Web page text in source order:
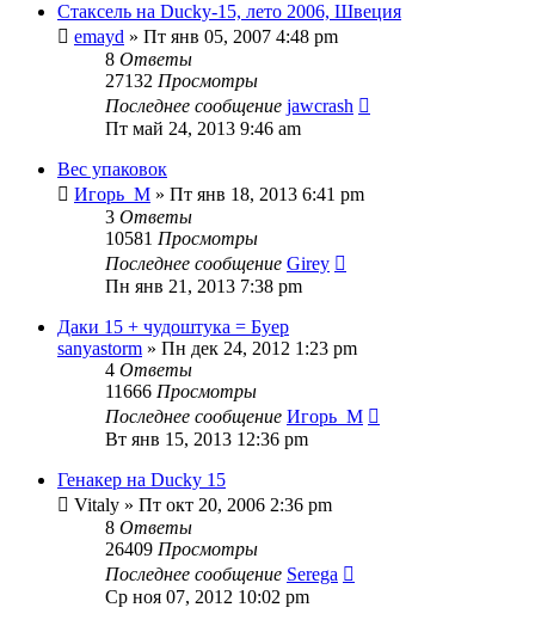
Стаксель на Ducky-15, лето 2006, Швеция
emayd » Пт янв 05, 2007 4:48 pm
8 Ответы
27132 Просмотры
Последнее сообщение jawcrash
Пт май 24, 2013 9:46 am
Вес упаковок
Игорь_М » Пт янв 18, 2013 6:41 pm
3 Ответы
10581 Просмотры
Последнее сообщение Girey
Пн янв 21, 2013 7:38 pm
Даки 15 + чудоштука = Буер
sanyastorm » Пн дек 24, 2012 1:23 pm
4 Ответы
11666 Просмотры
Последнее сообщение Игорь_М
Вт янв 15, 2013 12:36 pm
Генакер на Ducky 15
Vitaly » Пт окт 20, 2006 2:36 pm
8 Ответы
26409 Просмотры
Последнее сообщение Serega
Ср ноя 07, 2012 10:02 pm